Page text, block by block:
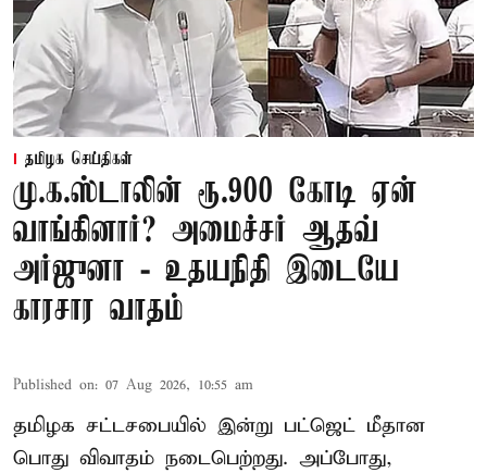
தமிழக செய்திகள்
மு.க.ஸ்டாலின் ரூ.900 கோடி ஏன்
வாங்கினார்? அமைச்சர் ஆதவ்
அர்ஜுனா - உதயநிதி இடையே
காரசார வாதம்
Published on: 07 Aug 2026, 10:55 am
தமிழக சட்டசபையில் இன்று பட்ஜெட் மீதான
பொது விவாதம் நடைபெற்றது. அப்போது,